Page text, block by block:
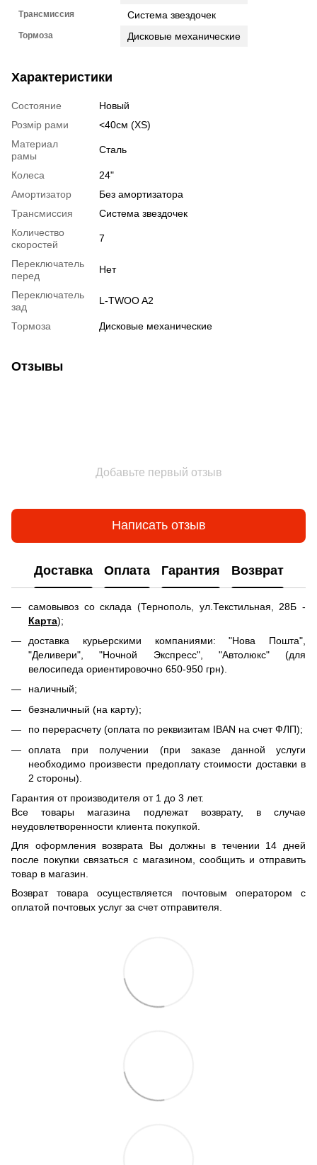
Трансмиссия Система звездочек
Тормоза Дисковые механические
Характеристики
Состояние
Новый
Розмір рами
<40см (XS)
Материал
рамы
Сталь
Колеса
24"
Амортизатор
Без амортизатора
Трансмиссия
Система звездочек
Количество
скоростей
7
Переключатель
перед
Нет
Переключатель
зад
L-TWOO A2
Тормоза Дисковые механические
Отзывы
Добавьте первый отзыв
Написать отзыв
Доставка Оплата Гарантия Возврат
самовывоз со склада (Тернополь, ул.Текстильная, 28Б -
Карта);
доставка курьерскими компаниями: "Нова Пошта",
"Деливери", "Ночной Экспресс", "Автолюкс" (для
велосипеда ориентировочно 650-950 грн).
наличный;
безналичный (на карту);
по перерасчету (оплата по реквизитам IBAN на счет ФЛП);
оплата при получении (при заказе данной услуги
необходимо произвести предоплату стоимости доставки в
2 стороны).
Гарантия от производителя от 1 до 3 лет.
Все товары магазина подлежат возврату, в случае
неудовлетворенности клиента покупкой.
Для оформления возврата Вы должны в течении 14 дней
после покупки связаться с магазином, сообщить и отправить
товар в магазин.
Возврат товара осуществляется почтовым оператором с
оплатой почтовых услуг за счет отправителя.